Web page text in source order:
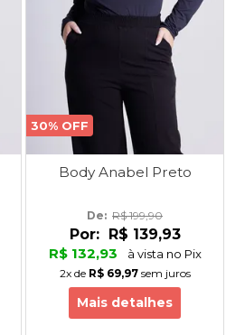
30% OFF
Body Anabel Preto
De: R$ 199,90
Por: R$ 139,93
R$ 132,93
à vista no Pix
2xde R$ 69,97sem juros
Mais detalhes